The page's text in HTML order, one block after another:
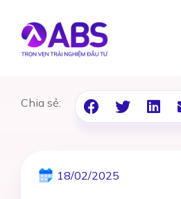
Chia sẻ:
18/02/2025